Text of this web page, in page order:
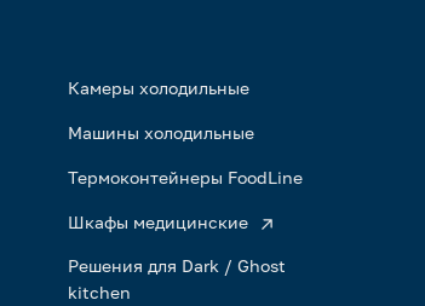
Камеры холодильные
Машины холодильные
Термоконтейнеры FoodLine
Шкафы медицинские
Решения для Dark / Ghost
kitchen